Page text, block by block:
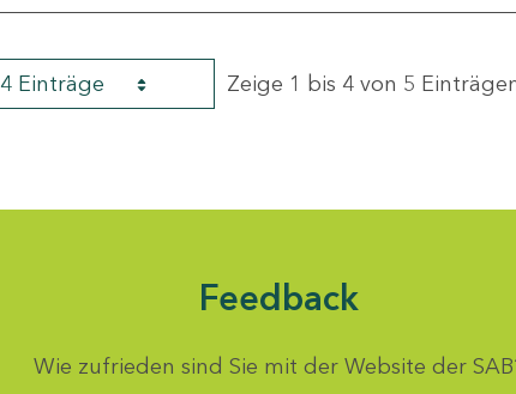
4 Einträge Zeige 1 bis 4 von 5
Feedback
Wie zufrieden sind Sie mit der Website der